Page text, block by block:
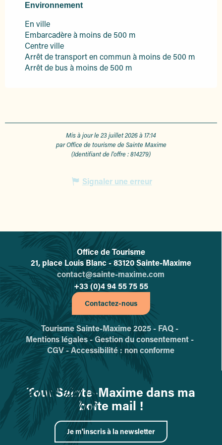
Environnement
Environnement
En ville
Embarcadère à moins de 500 m
Centre ville
Arrêt de transport en commun à moins de 500 m
Arrêt de bus à moins de 500 m
Mis à jour le 23 juillet 2026 à 17:14
par Office de tourisme de Sainte Maxime
(Identifiant de l'offre :814279)
Signaler une erreur
L'office de tourisme de Sainte-
Office de Tourisme
21, place Louis Blanc - 83120 Sainte-Maxime
contact@sainte-maxime.com
+33 (0)4 94 55 75 55
Contactez-nous
Tourisme Sainte-Maxime 2025 - FAQ -
Mentions légales -Gestion du consentement -
CGV -Accessibilité : non conforme
Tout Sainte-Maxime dans ma
boîte mail !
Je m'inscris à la newsletter